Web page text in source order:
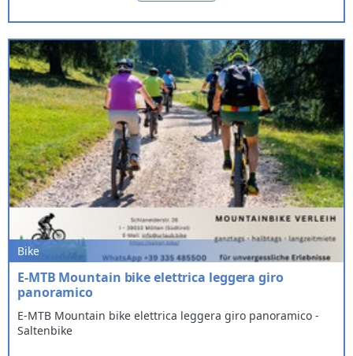
Bike
E-MTB Mountain bike elettrica leggera giro
panoramico
E-MTB Mountain bike elettrica leggera giro panoramico -
Saltenbike